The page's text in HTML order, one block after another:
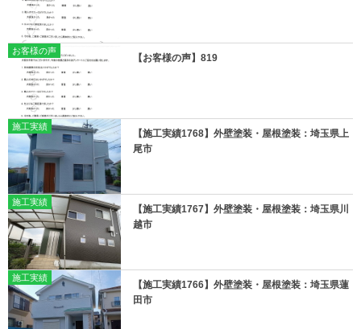
お客様の声
【お客様の声】819
施工実績
【施工実績1768】外壁塗装・屋根塗装：埼玉県上
尾市
施工実績
【施工実績1767】外壁塗装・屋根塗装：埼玉県川
越市
施工実績
【施工実績1766】外壁塗装・屋根塗装：埼玉県蓮
田市